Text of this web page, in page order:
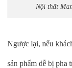
Nội thất
Ngược lại, nếu
sản phẩm dễ bị pha